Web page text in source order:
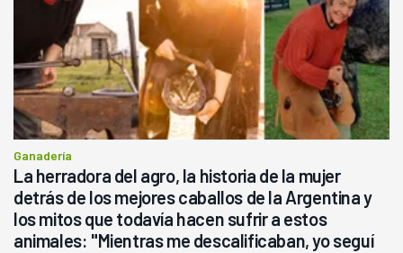
Ganadería
La herradora del agro, la historia de la mujer
detrás de los mejores caballos de la Argentina y
los mitos que todavía hacen sufrir a estos
animales: "Mientras me descalificaban, yo seguí